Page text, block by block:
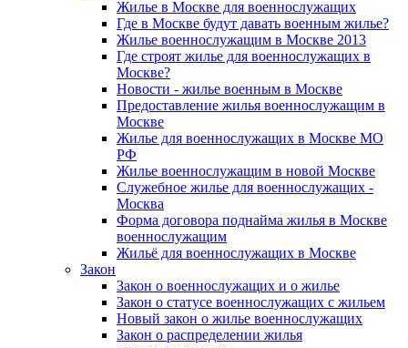
Жилье в Москве для военнослужащих
Где в Москве будут давать военным жилье?
Жилье военнослужащим в Москве 2013
Где строят жилье для военнослужащих в
Москве?
Новости - жилье военным в Москве
Предоставление жилья военнослужащим в
Москве
Жилье для военнослужащих в Москве МО
РФ
Жилье военнослужащим в новой Москве
Служебное жилье для военнослужащих -
Москва
Форма договора поднайма жилья в Москве
военнослужащим
Жильё для военнослужащих в Москве
Закон
Закон о военнослужащих и о жилье
Закон о статусе военнослужащих с жильем
Новый закон о жилье военнослужащих
Закон о распределении жилья